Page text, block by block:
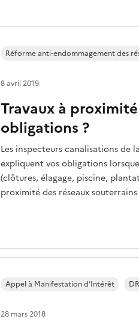
Travaux à
obligations ?
Les inspecteurs canalisations de
expliquent vos obligations
(clôtures, élagage, piscine,
proximité des réseaux
Réforme anti-endommagement des
8 avril 2019
Appel à Manifestation d’Intérêt
28 mars 2018